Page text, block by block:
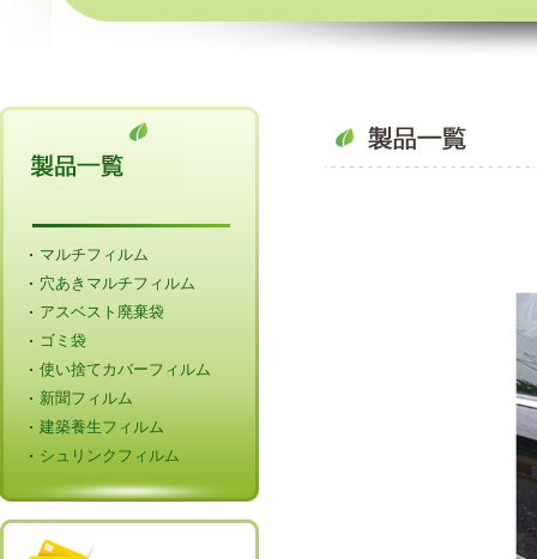
マルチフィルム
穴あきマルチフィルム
アスベスト廃棄袋
ゴミ袋
使い捨てカバーフィルム
新聞フィルム
建築養生フィルム
シュリンクフィルム